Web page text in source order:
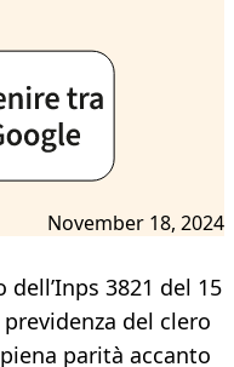
November 18, 2024
3821 del 15
del clero
parità accanto